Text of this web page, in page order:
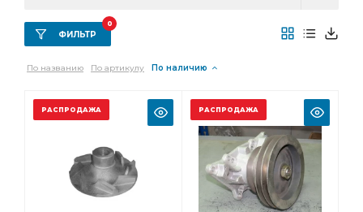
ФИЛЬТР
0
По названию По артикулу По наличию
РАСПРОДАЖА РАСПРОДАЖА